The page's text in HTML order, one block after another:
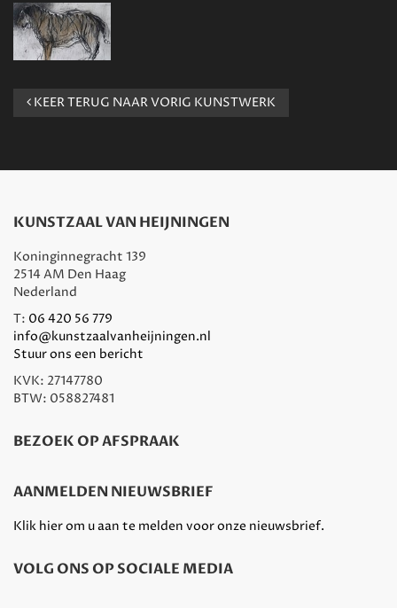
KEER TERUG NAAR VORIG KUNSTWERK
KUNSTZAAL VAN HEIJNINGEN
Koninginnegracht 139
2514 AM Den Haag
Nederland
T: 06 420 56 779
info@kunstzaalvanheijningen.nl
Stuur ons een bericht
KVK: 27147780
BTW: 058827481
BEZOEK OP AFSPRAAK
AANMELDEN NIEUWSBRIEF
Klik hier om u aan te melden voor onze nieuwsbrief.
VOLG ONS OP SOCIALE MEDIA